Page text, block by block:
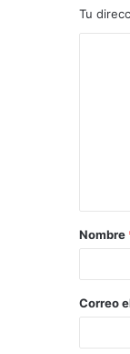
Tu
a
r
*
Nombre
Correo